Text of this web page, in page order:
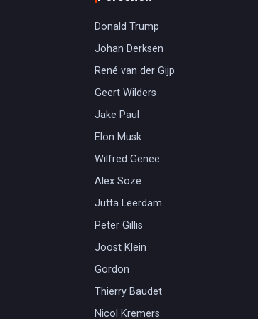
Donald Trump
Johan Derksen
René van der Gijp
Geert Wilders
Jake Paul
Elon Musk
Wilfred Genee
Alex Soze
Jutta Leerdam
Peter Gillis
Joost Klein
Gordon
Thierry Baudet
Nicol Kremers